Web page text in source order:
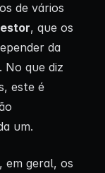
de vários
, que os
da
que diz
este é
um.
em geral, os